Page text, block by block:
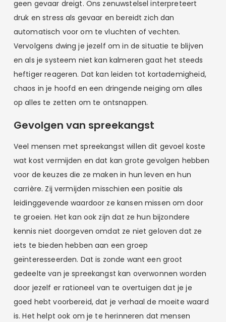
geen gevaar dreigt. Ons zenuwstelsel interpreteert
druk en stress als gevaar en bereidt zich dan
automatisch voor om te vluchten of vechten.
Vervolgens dwing je jezelf om in de situatie te blijven
en als je systeem niet kan kalmeren gaat het steeds
heftiger reageren. Dat kan leiden tot kortademigheid,
chaos in je hoofd en een dringende neiging om alles
op alles te zetten om te ontsnappen.
Gevolgen van spreekangst
Veel mensen met spreekangst willen dit gevoel koste
wat kost vermijden en dat kan grote gevolgen hebben
voor de keuzes die ze maken in hun leven en hun
carrière. Zij vermijden misschien een positie als
leidinggevende waardoor ze kansen missen om door
te groeien. Het kan ook zijn dat ze hun bijzondere
kennis niet doorgeven omdat ze niet geloven dat ze
iets te bieden hebben aan een groep
geïnteresseerden. Dat is zonde want een groot
gedeelte van je spreekangst kan overwonnen worden
door jezelf er rationeel van te overtuigen dat je je
goed hebt voorbereid, dat je verhaal de moeite waard
is. Het helpt ook om je te herinneren dat mensen